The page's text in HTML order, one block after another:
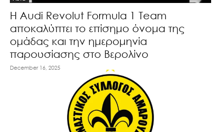
Η Audi Revolut Formula 1 Team
αποκαλύπτει το επίσημο όνομα της
ομάδας και την ημερομηνία
παρουσίασης στο Βερολίνο
December 16, 2025